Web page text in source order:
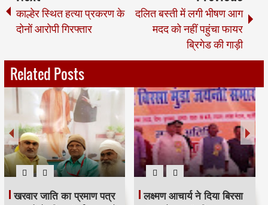
काल्हेर स्थित हत्या प्रकरण के
दोनों आरोपी गिरफ्तार
दलित बस्ती में लगी भीषण आग
मदद को नहीं पहुंचा फायर
ब्रिगेड की गाड़ी
Related Posts
भदंत ज्ञानेश्वर की 88 वीं
मजिंदर खरवार ने संगठन को